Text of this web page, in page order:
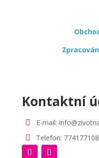
Kontaktní

E-mail:

Telefon: 774177108